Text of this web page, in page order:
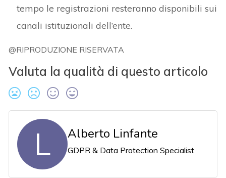
tempo le registrazioni resteranno disponibili sui
canali istituzionali dell’ente.
@RIPRODUZIONE RISERVATA
Valuta la qualità di questo articolo
L Alberto Linfante
GDPR & Data Protection Specialist